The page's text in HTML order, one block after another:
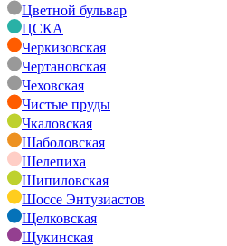
Цветной бульвар
ЦСКА
Черкизовская
Чертановская
Чеховская
Чистые пруды
Чкаловская
Шаболовская
Шелепиха
Шипиловская
Шоссе Энтузиастов
Щелковская
Щукинская